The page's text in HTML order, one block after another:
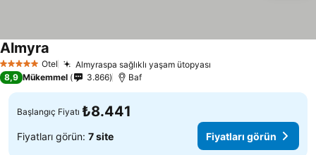
5 Yıldız Otel Almyraspa sağlıklı yaşam ütopyası
Almyra
8,9 Mükemmel 3.866 Baf
Başlangıç Fiyatı ₺8.441
Fiyatları görün: 7 site Fiyatları görün